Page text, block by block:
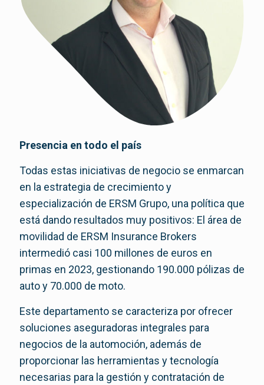
Presencia en todo el país
Todas estas iniciativas de negocio se enmarcan
en la estrategia de crecimiento y
especialización de ERSM Grupo, una política que
está dando resultados muy positivos: El área de
movilidad de ERSM Insurance Brokers
intermedió casi 100 millones de euros en
primas en 2023, gestionando 190.000 pólizas de
auto y 70.000 de moto.
Este departamento se caracteriza por ofrecer
soluciones aseguradoras integrales para
negocios de la automoción, además de
proporcionar las herramientas y tecnología
necesarias para la gestión y contratación de